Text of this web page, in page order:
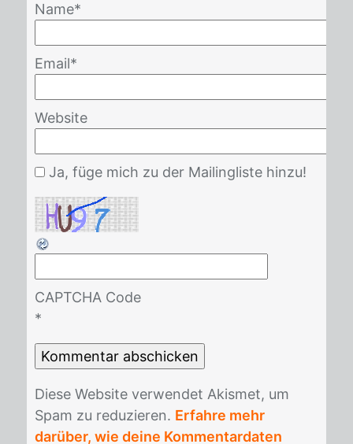
Name*
Email*
Website
Ja, füge mich zu der Mailingliste hinzu!
CAPTCHA Code
*
Die­se Web­site ver­wen­det Akis­met, um
Spam zu re­du­zie­ren. Erfahre mehr
darüber, wie deine Kommentardaten